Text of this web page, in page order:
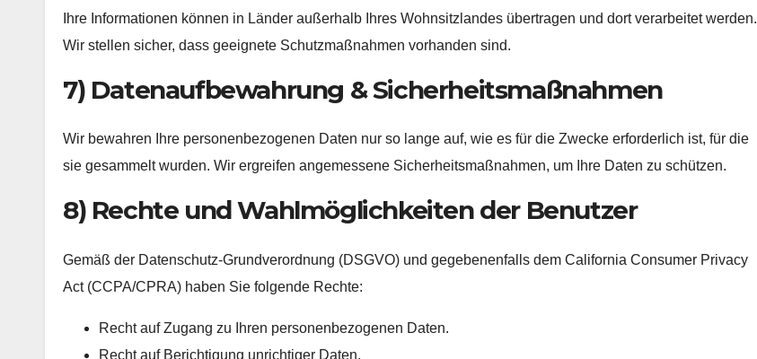
Ihre Informationen können in Länder außerhalb Ihres Wohnsitzlandes übertragen und dort verarbeitet werden.
Wir stellen sicher, dass geeignete Schutzmaßnahmen vorhanden sind.
7) Datenaufbewahrung & Sicherheitsmaßnahmen
Wir bewahren Ihre personenbezogenen Daten nur so lange auf, wie es für die Zwecke erforderlich ist, für die
sie gesammelt wurden. Wir ergreifen angemessene Sicherheitsmaßnahmen, um Ihre Daten zu schützen.
8) Rechte und Wahlmöglichkeiten der Benutzer
Gemäß der Datenschutz-Grundverordnung (DSGVO) und gegebenenfalls dem California Consumer Privacy
Act (CCPA/CPRA) haben Sie folgende Rechte:
Recht auf Zugang zu Ihren personenbezogenen Daten.
Recht auf Berichtigung unrichtiger Daten.